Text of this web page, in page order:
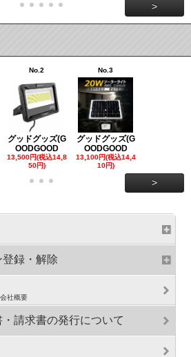
>
No.2
グッドグッズ(G
OODGOOD
13,500円(税込14,8
50円)
No.3
グッドグッズ(G
OODGOOD
13,100円(税込14,4
10円)
>
登録・解除
社概要
請求書の発行について